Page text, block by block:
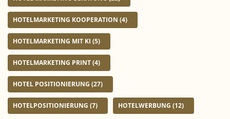
HOTELMARKETING KOOPERATION (4)
HOTELMARKETING MIT KI (5)
HOTELMARKETING PRINT(4)
HOTEL POSITIONIERUNG (27)
HOTELPOSITIONIERUNG (7) HOTELWERBUNG (12)